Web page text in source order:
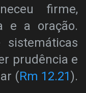
firme,
e a oração.
prudência e
(Rm 12.21).